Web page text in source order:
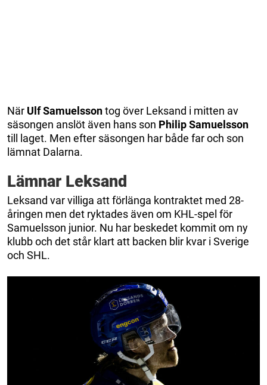
När Ulf Samuelssontog över Leksand i mitten av
säsongen anslöt även hans son Philip Samuelsson
till laget. Men efter säsongen har både far och son
lämnat Dalarna.
Lämnar Leksand
Leksand var villiga att förlänga kontraktet med 28-
åringen men det ryktades även om KHL-spel för
Samuelsson junior. Nu har beskedet kommit om ny
klubb och det står klart att backen blir kvar i Sverige
och SHL.